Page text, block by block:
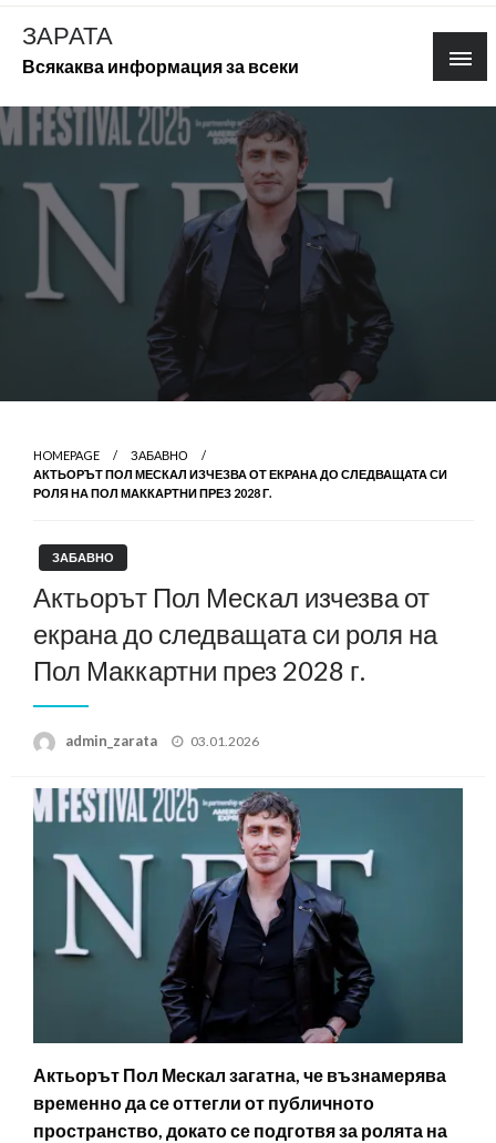
Skip
content
ЗАРАТА
Всякаква информация за всеки
HOMEPAGE
ЗАБАВНО
АКТЬОРЪТ ПОЛ МЕСКАЛ ИЗЧЕЗВА ОТ ЕКРАНА ДО СЛЕДВАЩАТА СИ
РОЛЯ НА ПОЛ МАККАРТНИ ПРЕЗ 2028 Г.
ЗАБАВНО
Актьорът Пол Мескал изчезва от
екрана до следващата си роля на
Пол Маккартни през 2028 г.
admin_zarata
Posted
03.01.2026
Актьорът Пол Мескал загатна, че възнамерява
временно да се оттегли от публичното
пространство, докато се подготвя за ролята на